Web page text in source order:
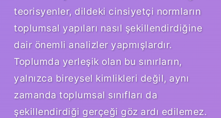
teorisyenler, dildeki cinsiyetçi normların
toplumsal yapıları nasıl şekillendirdiğine
dair önemli analizler yapmışlardır.
Toplumda yerleşik olan bu sınırların,
yalnızca bireysel kimlikleri değil, aynı
zamanda toplumsal sınıfları da
şekillendirdiği gerçeği göz ardı edilemez.